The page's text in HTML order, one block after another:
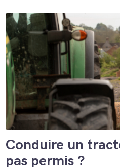
Conduire un
pas permis ?